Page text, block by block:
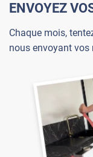
ENVOYEZ
Chaque mois,
nous envoyant vos